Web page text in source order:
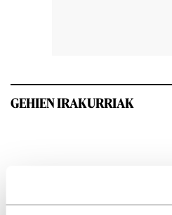
GEHIEN IRAKURRIAK